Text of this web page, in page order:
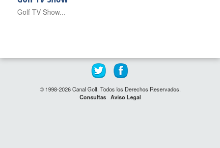
Golf TV Show...
© 1998-2026 Canal Golf. Todos los Derechos Reservados.
Consultas Aviso Legal